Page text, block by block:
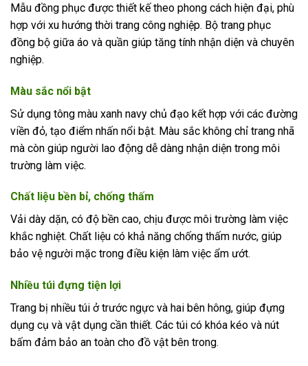
Mẫu đồng phục được thiết kế theo phong cách hiện đại, phù
hợp với xu hướng thời trang công nghiệp. Bộ trang phục
đồng bộ giữa áo và quần giúp tăng tính nhận diện và chuyên
nghiệp.
Màu sắc nổi bật
Sử dụng tông màu xanh navy chủ đạo kết hợp với các đường
viền đỏ, tạo điểm nhấn nổi bật. Màu sắc không chỉ trang nhã
mà còn giúp người lao động dễ dàng nhận diện trong môi
trường làm việc.
Chất liệu bền bỉ, chống thấm
Vải dày dặn, có độ bền cao, chịu được môi trường làm việc
khắc nghiệt. Chất liệu có khả năng chống thấm nước, giúp
bảo vệ người mặc trong điều kiện làm việc ẩm ướt.
Nhiều túi đựng tiện lợi
Trang bị nhiều túi ở trước ngực và hai bên hông, giúp đựng
dụng cụ và vật dụng cần thiết. Các túi có khóa kéo và nút
bấm đảm bảo an toàn cho đồ vật bên trong.